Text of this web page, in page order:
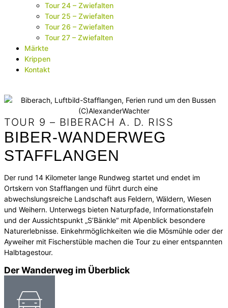
Tour 24 – Zwiefalten
Tour 25 – Zwiefalten
Tour 26 – Zwiefalten
Tour 27 – Zwiefalten
Märkte
Krippen
Kontakt
TOUR 9 – BIBERACH A. D. RISS
BIBER-WANDERWEG
STAFFLANGEN
Der rund 14 Kilometer lange Rundweg startet und endet im
Ortskern von Stafflangen und führt durch eine
abwechslungsreiche Landschaft aus Feldern, Wäldern, Wiesen
und Weihern. Unterwegs bieten Naturpfade, Informationstafeln
und der Aussichtspunkt „S’Bänkle“ mit Alpenblick besondere
Naturerlebnisse. Einkehrmöglichkeiten wie die Mösmühle oder der
Ayweiher mit Fischerstüble machen die Tour zu einer entspannten
Halbtagestour.
Der Wanderweg im Überblick